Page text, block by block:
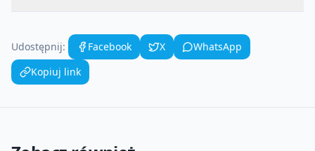
Udostępnij: Facebook X
WhatsApp
Kopiuj link